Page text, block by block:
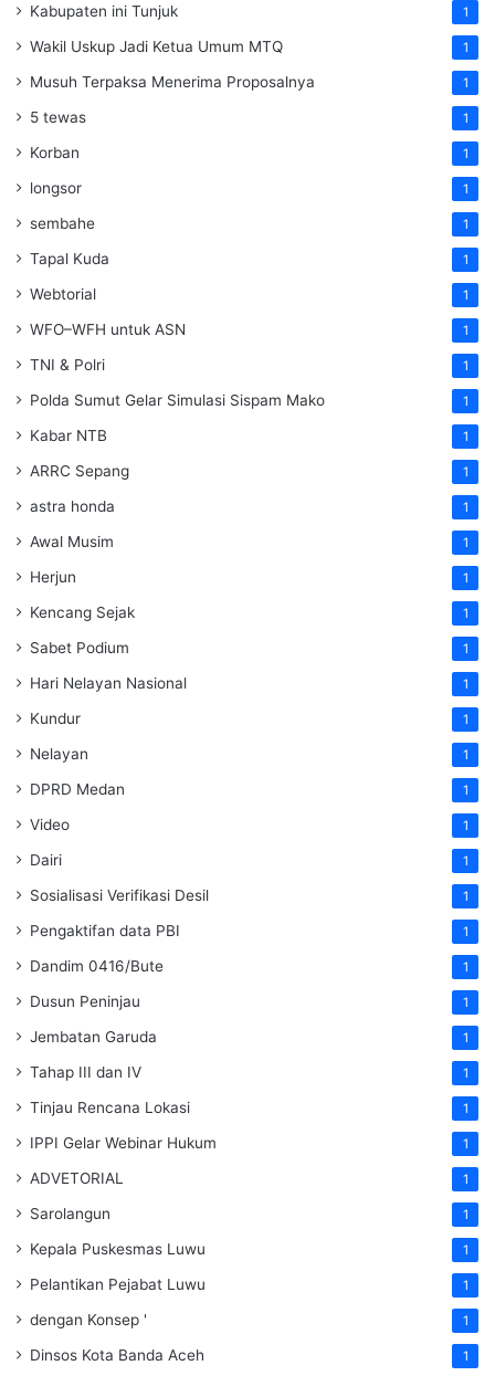
Kabupaten ini Tunjuk 1
Wakil Uskup Jadi Ketua Umum MTQ 1
Musuh Terpaksa Menerima Proposalnya 1
5 tewas 1
Korban 1
longsor 1
sembahe 1
Tapal Kuda 1
Webtorial 1
WFO–WFH untuk ASN 1
TNI & Polri 1
Polda Sumut Gelar Simulasi Sispam Mako 1
Kabar NTB 1
ARRC Sepang 1
astra honda 1
Awal Musim 1
Herjun 1
Kencang Sejak 1
Sabet Podium 1
Hari Nelayan Nasional 1
Kundur 1
Nelayan 1
DPRD Medan 1
Video 1
Dairi 1
Sosialisasi Verifikasi Desil 1
Pengaktifan data PBI 1
Dandim 0416/Bute 1
Dusun Peninjau 1
Jembatan Garuda 1
Tahap III dan IV 1
Tinjau Rencana Lokasi 1
IPPI Gelar Webinar Hukum 1
ADVETORIAL 1
Sarolangun 1
Kepala Puskesmas Luwu 1
Pelantikan Pejabat Luwu 1
dengan Konsep ' 1
Dinsos Kota Banda Aceh 1